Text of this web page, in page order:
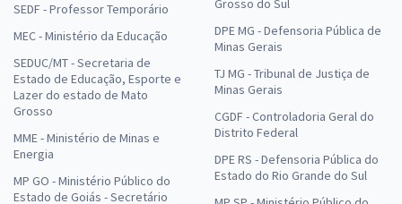
SEDF - Professor Temporário
MEC - Ministério da Educação
SEDUC/MT - Secretaria de
Estado de Educação, Esporte e
Lazer do estado de Mato
Grosso
MME - Ministério de Minas e
Energia
MP GO - Ministério Público do
Estado de Goiás - Secretário
Grosso do Sul
DPE MG - Defensoria Pública de
Minas Gerais
TJ MG - Tribunal de Justiça de
Minas Gerais
CGDF - Controladoria Geral do
Distrito Federal
DPE RS - Defensoria Pública do
Estado do Rio Grande do Sul